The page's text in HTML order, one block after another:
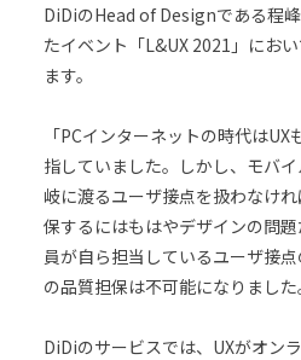
DiDiのHead of Designである程
たイベント「L&UX 2021」にお
ます。
「PCインターネットの時代は
指していました。しかし、モバ
岐に渡るユーザ接点を扱わなけ
保するにはもはやデザインの問
員が自ら担当しているユーザ接
の品質担保は不可能になりました
DiDiのサービスでは、UXがオン